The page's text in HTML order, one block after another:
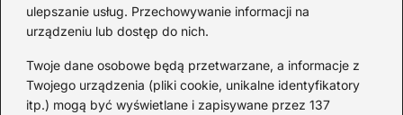
ulepszanie usług. Przechowywanie informacji na
urządzeniu lub dostęp do nich.
Twoje dane osobowe będą przetwarzane, a informacje z
Twojego urządzenia (pliki cookie, unikalne identyfikatory
itp.) mogą być wyświetlane i zapisywane przez 137
2026-08-02
Zaskakujące ciekawostki o
Krzysztofie Kolumbie
2026-07-20